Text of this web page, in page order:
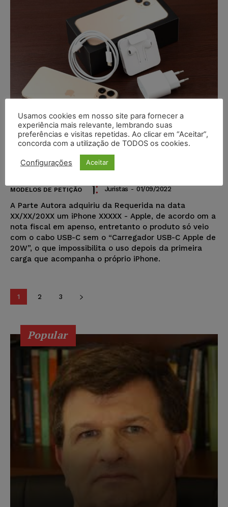
Modelo de Petição – Ação de
Obrigação de Fazer – Apple
iPhone Sem Carregador – CDC
MODELOS DE PETIÇÃO Juristas - 01/09/2022
A Parte Autora adquiriu da Requerida na data
XX/XX/20XX um iPhone XXXXX - Apple, de acordo om a
nota fiscal em apenso, entretanto o produto só veio
com o cabo USB-C sem o “Carregador USB-C Apple de
20W”, o que impossibilita o uso depois da primeira
carga que acompanha o próprio iPhone.
1 2 3
Popular
Usamos cookies em nosso site para fornecer a
experiência mais relevante, lembrando suas
preferências e visitas repetidas. Ao clicar em “Aceitar”,
concorda com a utilização de TODOS os cookies.
Configurações Aceitar